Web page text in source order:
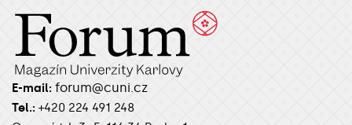
E-mail: forum@cuni.cz
Tel.: +420 224 491 248